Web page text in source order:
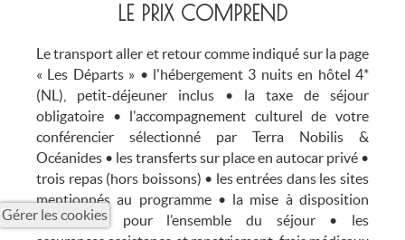
LE PRIX COMPREND
Le transport aller et retour comme indiqué sur la page
« Les Départs » • l'hébergement 3 nuits en hôtel 4*
(NL), petit-déjeuner inclus • la taxe de séjour
obligatoire • l'accompagnement culturel de votre
conférencier sélectionné par Terra Nobilis &
Océanides • les transferts sur place en autocar privé •
trois repas (hors boissons) • les entrées dans les sites
mentionnés au programme • la mise à disposition
d’écouteurs pour l’ensemble du séjour • les
Gérer les cookies